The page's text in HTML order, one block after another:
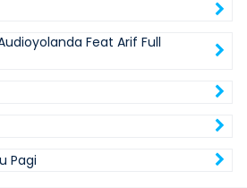
Feat Arif Full
Pagi